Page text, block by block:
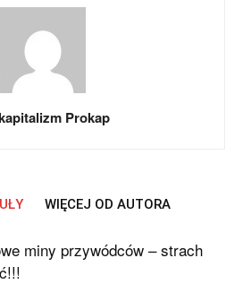
Prokap
WIĘCEJ OD AUTORA
miny przywódców – strach